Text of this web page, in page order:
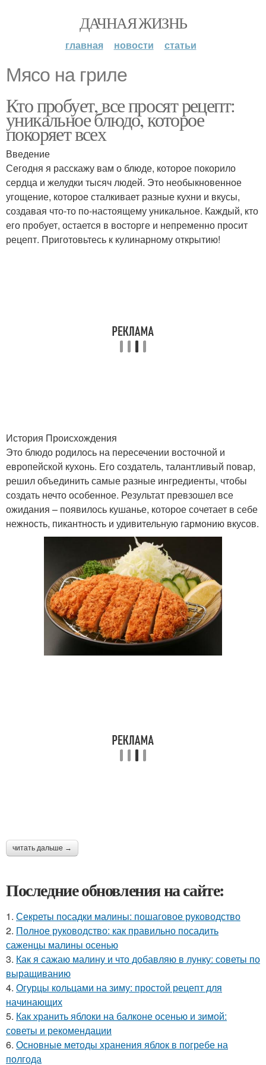
ДАЧНАЯ ЖИЗНЬ
главная новости статьи
Мясо на гриле
Кто пробует, все просят рецепт:
уникальное блюдо, которое
покоряет всех
Введение
Сегодня я расскажу вам о блюде, которое покорило
сердца и желудки тысяч людей. Это необыкновенное
угощение, которое сталкивает разные кухни и вкусы,
создавая что-то по-настоящему уникальное. Каждый, кто
его пробует, остается в восторге и непременно просит
рецепт. Приготовьтесь к кулинарному открытию!
История Происхождения
Это блюдо родилось на пересечении восточной и
европейской кухонь. Его создатель, талантливый повар,
решил объединить самые разные ингредиенты, чтобы
создать нечто особенное. Результат превзошел все
ожидания – появилось кушанье, которое сочетает в себе
нежность, пикантность и удивительную гармонию вкусов.
читать дальше →
Последние обновления на сайте:
1. Секреты посадки малины: пошаговое руководство
2. Полное руководство: как правильно посадить
саженцы малины осенью
3. Как я сажаю малину и что добавляю в лунку: советы по
выращиванию
4. Огурцы кольцами на зиму: простой рецепт для
начинающих
5. Как хранить яблоки на балконе осенью и зимой:
советы и рекомендации
6. Основные методы хранения яблок в погребе на
полгода